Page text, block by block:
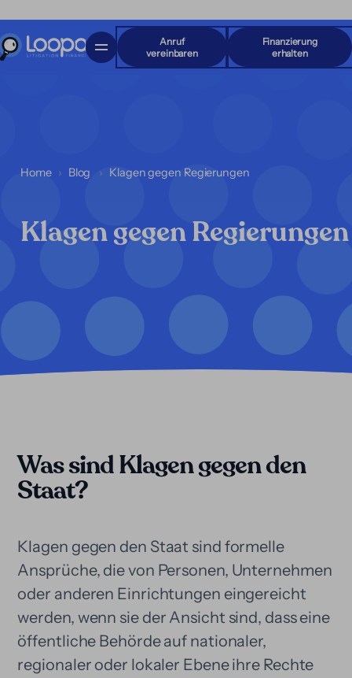
Anruf
vereinbaren
Finanzierung
erhalten
Home Blog Klagen gegen Regierungen
Klagen gegen Regierungen
Was sind Klagen gegen den
Staat?
Klagen gegen den Staat sind formelle
Ansprüche, die von Personen, Unternehmen
oder anderen Einrichtungen eingereicht
werden, wenn sie der Ansicht sind, dass eine
öffentliche Behörde auf nationaler,
regionaler oder lokaler Ebene ihre Rechte